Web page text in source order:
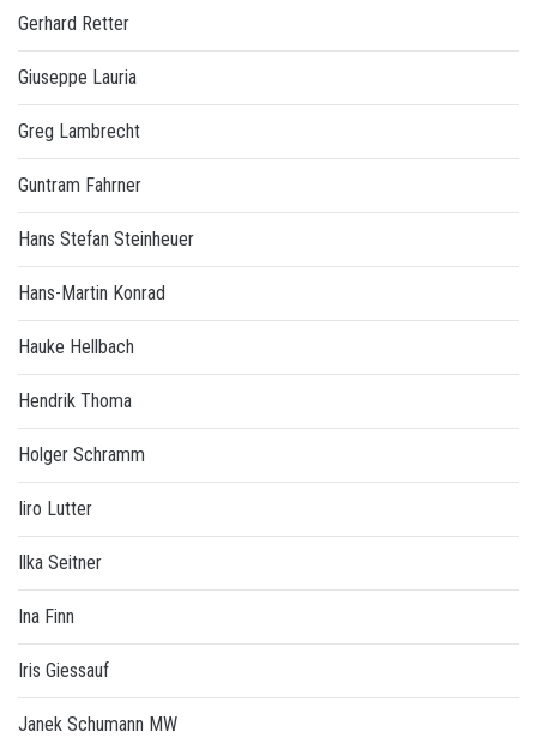
Gerhard Retter
Giuseppe Lauria
Greg Lambrecht
Guntram Fahrner
Hans Stefan Steinheuer
Hans-Martin Konrad
Hauke Hellbach
Hendrik Thoma
Holger Schramm
Iiro Lutter
Ilka Seitner
Ina Finn
Iris Giessauf
Janek Schumann MW